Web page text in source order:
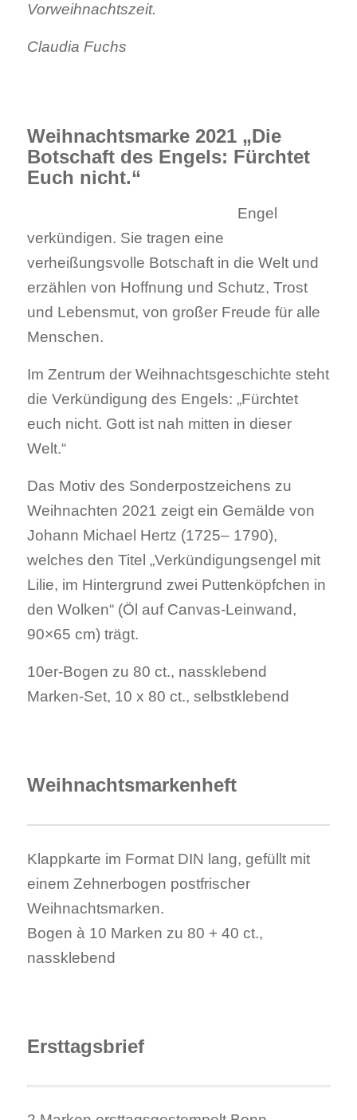
Vorweihnachtszeit.
Claudia Fuchs
Weihnachtsmarke 2021 „Die
Botschaft des Engels: Fürchtet
Euch nicht.“
Engel
verkündigen. Sie tragen eine
verheißungsvolle Botschaft in die Welt und
erzählen von Hoffnung und Schutz, Trost
und Lebensmut, von großer Freude für alle
Menschen.
Im Zentrum der Weihnachtsgeschichte steht
die Verkündigung des Engels: „Fürchtet
euch nicht. Gott ist nah mitten in dieser
Welt.“
Das Motiv des Sonderpostzeichens zu
Weihnachten 2021 zeigt ein Gemälde von
Johann Michael Hertz (1725– 1790),
welches den Titel „Verkündigungsengel mit
Lilie, im Hintergrund zwei Puttenköpfchen in
den Wolken“ (Öl auf Canvas-Leinwand,
90×65 cm) trägt.
10er-Bogen zu 80 ct., nassklebend
Marken-Set, 10 x 80 ct., selbstklebend
Weihnachtsmarkenheft
Klappkarte im Format DIN lang, gefüllt mit
einem Zehnerbogen postfrischer
Weihnachtsmarken.
Bogen à 10 Marken zu 80 + 40 ct.,
nassklebend
Ersttagsbrief